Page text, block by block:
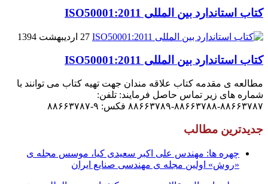
کتاب استاندارد بین المللی ISO50001:2011
27 اردیبهشت 1394
کتاب استاندارد بین المللی ISO50001:2011
مطالعه ی مقدمه کتاب علاقه مندان جهت تهیه کتاب می توانند با
شماره های زیر تماس حاصل فرمایند: تلفن:
۸۸۶۶۳۷۸۷-۸۸۶۶۳۷۸۸-۸۸۶۶۳۷۸۹ فکس: ۹-۸۸۶۶۳۷۸۷
جدیدترین مطالب
چهره ها: مهندس علی اکبر سعیدی کیا، موسس مجله ی
«روش» اولین مجله ی مهندسی صنایع ایران